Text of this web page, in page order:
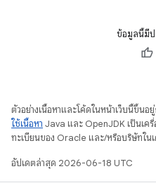
ข้อมูลนี้มีป
ตัวอย่างเนื้อหาและโค้ดในหน้าเว็บนี้ขึ้น
ใช้เนื้อหา Java และ OpenJDK เป็นเครื่
ทะเบียนของ Oracle และ/หรือบริษัทในเ
อัปเดตล่าสุด 2026-06-18 UTC